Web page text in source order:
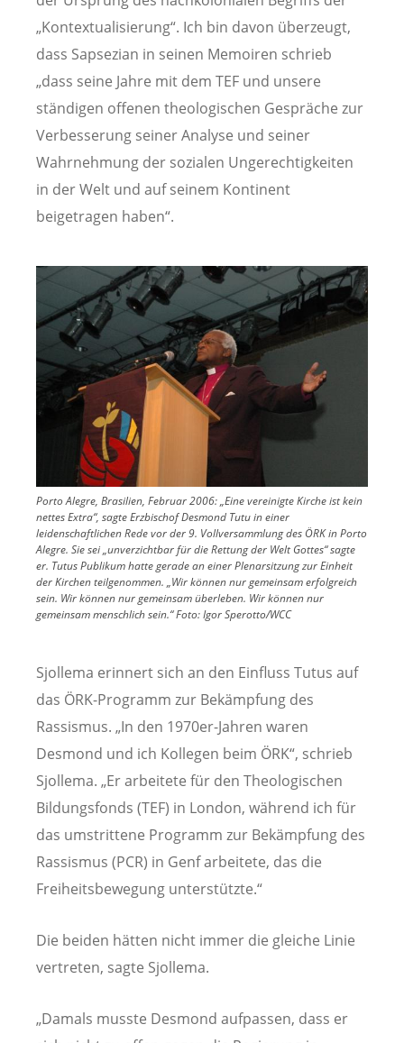
„Kontextualisierung“. Ich bin davon überzeugt,
dass Sapsezian in seinen Memoiren schrieb
„dass seine Jahre mit dem TEF und unsere
ständigen offenen theologischen Gespräche zur
Verbesserung seiner Analyse und seiner
Wahrnehmung der sozialen Ungerechtigkeiten
in der Welt und auf seinem Kontinent
beigetragen haben“.
Image
Porto Alegre, Brasilien, Februar 2006: „Eine vereinigte Kirche ist kein
nettes Extra“, sagte Erzbischof Desmond Tutu in einer
leidenschaftlichen Rede vor der 9. Vollversammlung des ÖRK in Porto
Alegre. Sie sei „unverzichtbar für die Rettung der Welt Gottes“ sagte
er. Tutus Publikum hatte gerade an einer Plenarsitzung zur Einheit
der Kirchen teilgenommen. „Wir können nur gemeinsam erfolgreich
sein. Wir können nur gemeinsam überleben. Wir können nur
gemeinsam menschlich sein.“Foto:Igor Sperotto/WCC
Sjollema erinnert sich an den Einfluss Tutus auf
das ÖRK-Programm zur Bekämpfung des
Rassismus. „In den 1970er-Jahren waren
Desmond und ich Kollegen beim ÖRK“, schrieb
Sjollema. „Er arbeitete für den Theologischen
Bildungsfonds (TEF) in London, während ich für
das umstrittene Programm zur Bekämpfung des
Rassismus (PCR) in Genf arbeitete, das die
Freiheitsbewegung unterstützte.“
Die beiden hätten nicht immer die gleiche Linie
vertreten, sagte Sjollema.
„Damals musste Desmond aufpassen, dass er